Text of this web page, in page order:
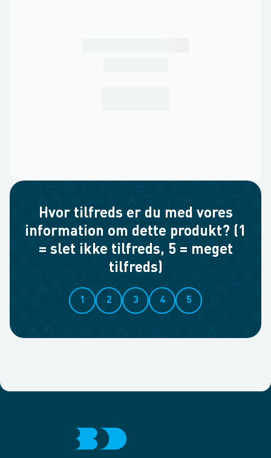
Hvor tilfreds er du med vores
information om dette produkt? (1
= slet ikke tilfreds, 5 = meget
tilfreds)
1 2 3 4 5